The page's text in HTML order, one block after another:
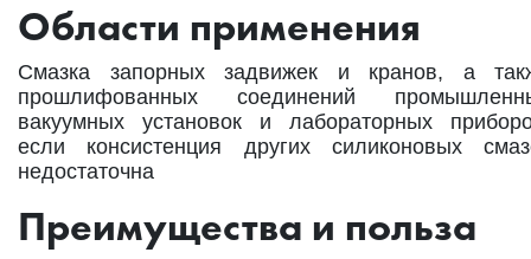
Области применения
Смазка запорных задвижек и кранов, а
прошлифованных соединений
вакуумных установок и лабораторных
если консистенция других силиконовых
недостаточна
Преимущества и польза